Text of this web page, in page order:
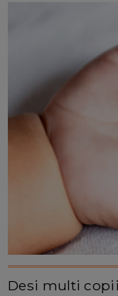
Desi multi